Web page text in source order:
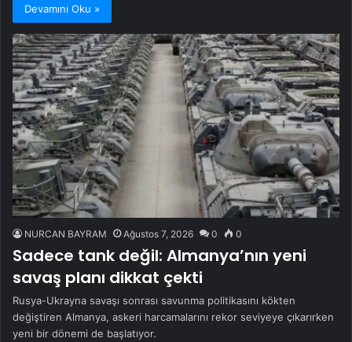
Devamını Oku »
NURCAN BAYRAM Ağustos 7, 2026 0 0
Sadece tank değil: Almanya’nın yeni
savaş planı dikkat çekti
Rusya-Ukrayna savaşı sonrası savunma politikasını kökten
değiştiren Almanya, askeri harcamalarını rekor seviyeye çıkarırken
yeni bir dönemi de başlatıyor.